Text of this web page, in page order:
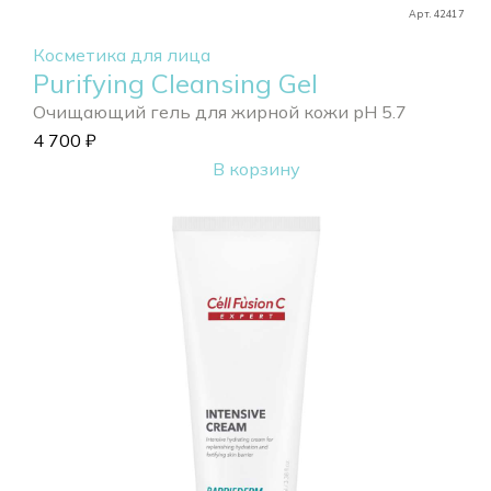
Арт. 42417
Косметика для лица
Purifying Cleansing Gel
Очищающий гель для жирной кожи pH 5.7
4 700 ₽
В корзину